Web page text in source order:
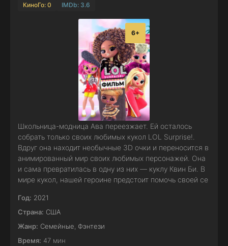
КиноГо: 0 IMDb: 3.6
6+
Школьница-модница Ава переезжает. Ей осталось
собрать только своих любимых кукол LOL Surprise!.
Вдруг она находит необычные 3D очки и переносится в
анимированный мир своих любимых персонажей. Она
и сама превратилась в одну из них — куклу Квин Би. В
мире кукол, нашей героине предстоит помочь своей се
Год: 2021
Страна: США
Жанр: Семейные Фэнтези
Время: 47 мин